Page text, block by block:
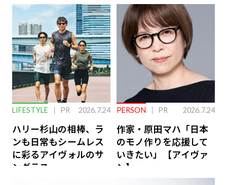
下を救う、脳のインナ
ーケアとは
LIFESTYLE PR 2026.7.24
ハリー杉山の相棒、ラ
ンも日常もシームレス
に彩るアイヴォルのサ
ングラス
PERSON PR 2026.7.24
作家・原田マハ「日本
のモノ作りを応援して
いきたい」【アイヴァ
ン】